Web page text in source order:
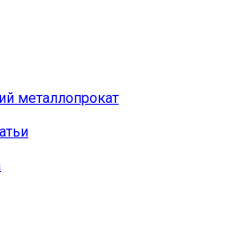
металлопрокат